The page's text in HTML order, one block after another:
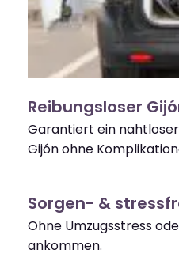
Reibungsloser
Garantiert ein
Gijón ohne
Sorgen- &
Ohne Umzugsstress
ankommen.